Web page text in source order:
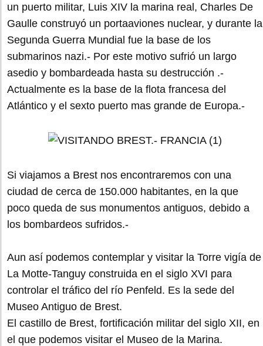
un puerto militar, Luis XIV la marina real, Charles De
Gaulle construyó un portaaviones nuclear, y durante la
Segunda Guerra Mundial fue la base de los
submarinos nazi.- Por este motivo sufrió un largo
asedio y bombardeada hasta su destrucción .-
Actualmente es la base de la flota francesa del
Atlántico y el sexto puerto mas grande de Europa.-
Si viajamos a Brest nos encontraremos con una
ciudad de cerca de 150.000 habitantes, en la que
poco queda de sus monumentos antiguos, debido a
los bombardeos sufridos.-
Aun así podemos contemplar y visitar la Torre vigía de
La Motte-Tanguy construida en el siglo XVI para
controlar el tráfico del río Penfeld. Es la sede del
Museo Antiguo de Brest.
El castillo de Brest, fortificación militar del siglo XII, en
el que podemos visitar el Museo de la Marina.